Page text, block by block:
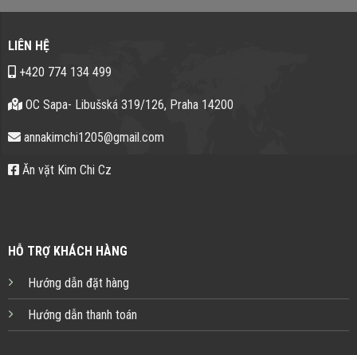
LIÊN HỆ
+420 774 134 499
OC Sapa- Libušská 319/126, Praha 14200
annakimchi1205@gmail.com
Ăn vặt Kim Chi Cz
HỖ TRỢ KHÁCH HÀNG
Hướng dẫn đặt hàng
Hướng dẫn thanh toán